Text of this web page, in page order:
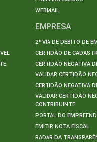
WEBMAIL
EMPRESA
2ª VIA DE DÉBITO DE
CERTIDÃO DE
CERTIDÃO NEGATIVA
VALIDAR CERTIDÃO
CERTIDÃO NEGATIVA
VALIDAR CERTIDÃO
CONTRIBUINTE
PORTAL DO
EMITIR NOTA FISCAL
RADAR DA